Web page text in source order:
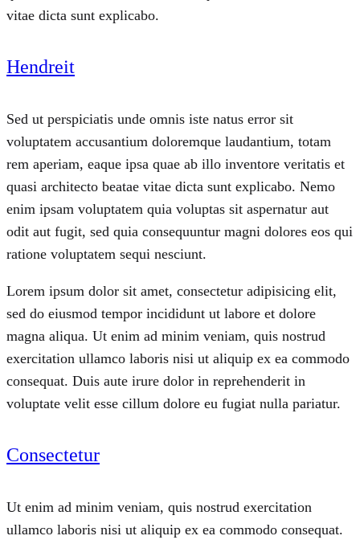
vitae dicta sunt explicabo.
Hendreit
Sed ut perspiciatis unde omnis iste natus error sit
voluptatem accusantium doloremque laudantium, totam
rem aperiam, eaque ipsa quae ab illo inventore veritatis et
quasi architecto beatae vitae dicta sunt explicabo. Nemo
enim ipsam voluptatem quia voluptas sit aspernatur aut
odit aut fugit, sed quia consequuntur magni dolores eos qui
ratione voluptatem sequi nesciunt.
Lorem ipsum dolor sit amet, consectetur adipisicing elit,
sed do eiusmod tempor incididunt ut labore et dolore
magna aliqua. Ut enim ad minim veniam, quis nostrud
exercitation ullamco laboris nisi ut aliquip ex ea commodo
consequat. Duis aute irure dolor in reprehenderit in
voluptate velit esse cillum dolore eu fugiat nulla pariatur.
Consectetur
Ut enim ad minim veniam, quis nostrud exercitation
ullamco laboris nisi ut aliquip ex ea commodo consequat.